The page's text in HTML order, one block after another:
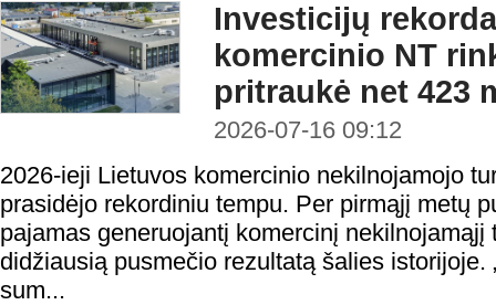
Investicijų
komercinio NT
pritraukė net 423
2026-07-16 09:12
2026-ieji Lietuvos komercinio nekilnojamojo
prasidėjo rekordiniu tempu. Per pirmąjį metų
pajamas generuojantį komercinį
didžiausią pusmečio rezultatą šalies istorijoje.
sum...